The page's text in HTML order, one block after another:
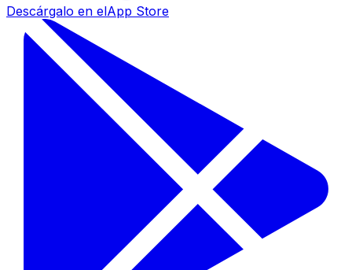
Descárgalo en elApp Store